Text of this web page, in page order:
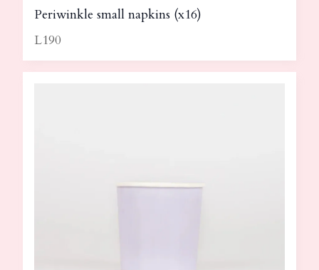
Periwinkle small napkins (x16)
L190